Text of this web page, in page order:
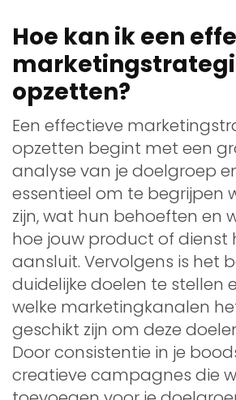
Hoe kan ik een
opzetten?
Een effectieve
opzetten begint met een
analyse van je doelgroep
essentieel om te begrijpen
zijn, wat hun behoeften en
hoe jouw product of dienst
aansluit. Vervolgens is het
duidelijke doelen te stellen
welke marketingkanalen
geschikt zijn om deze
Door consistentie in je
creatieve campagnes die